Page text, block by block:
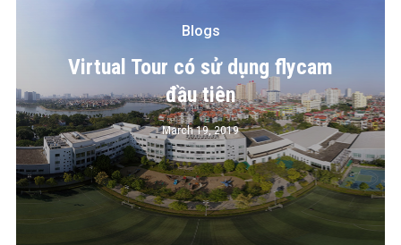
Blogs
Virtual Tour có sử dụng flycam
đầu tiên
March 19, 2019